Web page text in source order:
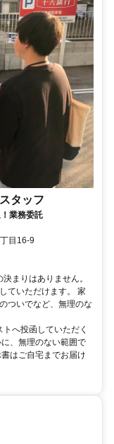
タッフ
業務委託
1丁目16-9
まりはありません。
ていただけます。 家
ついでなど、無理のな
へ投函していただく
、無理のない範囲で
はご自宅までお届け